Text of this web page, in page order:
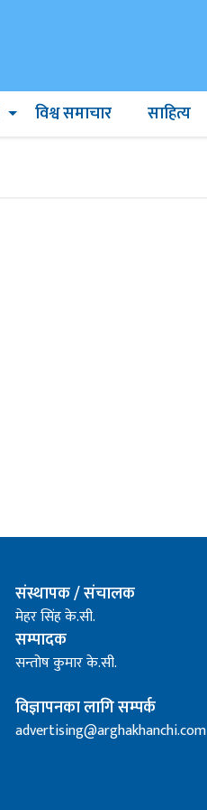
विश्व समाचार साहित्य
संस्थापक / संचालक
मेहर सिंह के.सी.
सम्पादक
सन्तोष कुमार के.सी.
विज्ञापनका लागि सम्पर्क
advertising@arghakhanchi.com